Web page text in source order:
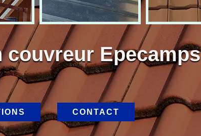
couvreur Epecamps
CONTACT